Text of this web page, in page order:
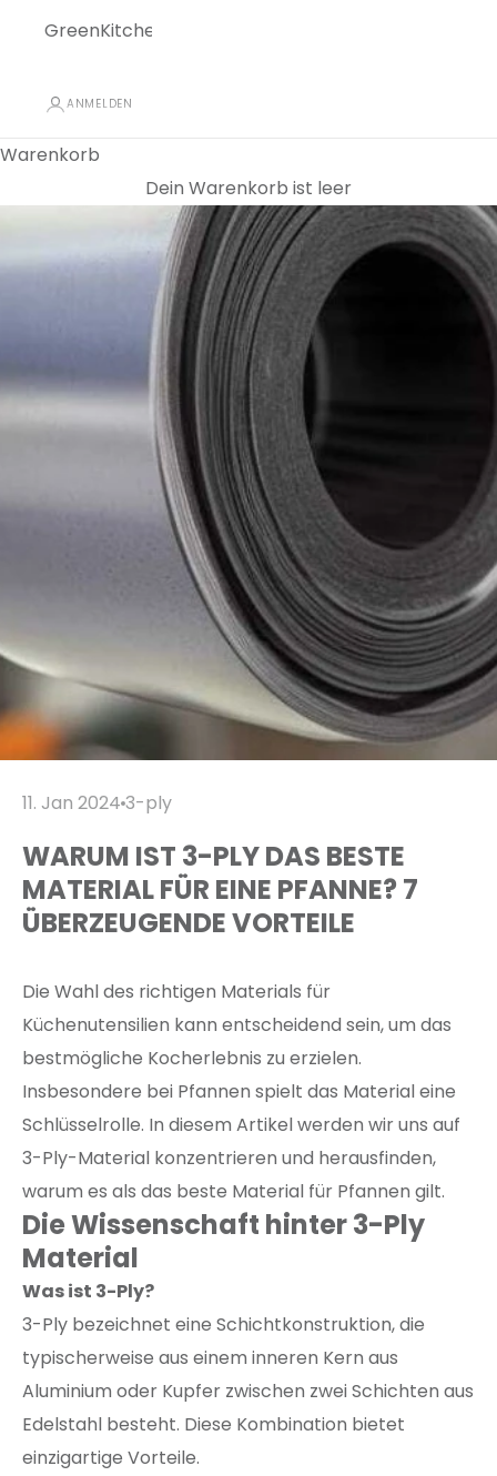
GreenKitchen
ANMELDEN
Warenkorb
Dein Warenkorb ist leer
11. Jan 2024 3-ply
WARUM IST 3-PLY DAS BESTE
MATERIAL FÜR EINE PFANNE? 7
ÜBERZEUGENDE VORTEILE
Die Wahl des richtigen Materials für
Küchenutensilien kann entscheidend sein, um das
bestmögliche Kocherlebnis zu erzielen.
Insbesondere bei Pfannen spielt das Material eine
Schlüsselrolle. In diesem Artikel werden wir uns auf
3-Ply-Material konzentrieren und herausfinden,
warum es als das beste Material für Pfannen gilt.
Die Wissenschaft hinter 3-Ply
Material
Was ist 3-Ply?
3-Ply bezeichnet eine Schichtkonstruktion, die
typischerweise aus einem inneren Kern aus
Aluminium oder Kupfer zwischen zwei Schichten aus
Edelstahl besteht. Diese Kombination bietet
einzigartige Vorteile.